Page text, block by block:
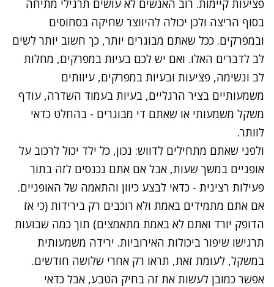
פציעות קיימות. רוב האנשים לא עושים תרגילי מתיחה
בסוף הריצה ולכן יכולה להיווצר שחיקה בסחוסים
ובמפרקים. ככל שאתם מבוגרים יותר, כך חשוב יותר לשים
לב לדברים האלו. ואם יש לכם בעיות במפרקים, מחלות
לב ונשימה, פציעות ובעיות במפרקים, עיוותים
משמעותיים בציר הרגליים, בעיות בעמוד השדרה, עודף
משקל משמעותי או שאתם די מבוגרים - בהחלט כדאי
לוותר.
ולפני שאתם מתחילים לדווש: נכון, כל ילד יכול לרכוב על
אופניים במשך שעות, אבל אם אתם נכנסים לזה בתור
פעילות רצינית - כדאי לבצע כיוון והתאמה של האופניים.
אם אתם מתמידים באמת ולא רוכבים רק בירידות (כי אז
הדופק יורד ואתם לא באמת מתאמצים) תוך כמה שבועות
תרגישו שיפור ביכולות האירוביות. ירידה משמעותית
במשקל, לעומת זאת, תראו רק אחרי שלושה חודשים.
אפשר כמובן לעשות את זה בחיק הטבע, אבל כדאי